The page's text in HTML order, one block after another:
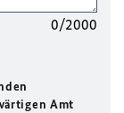
0/2000
Amt